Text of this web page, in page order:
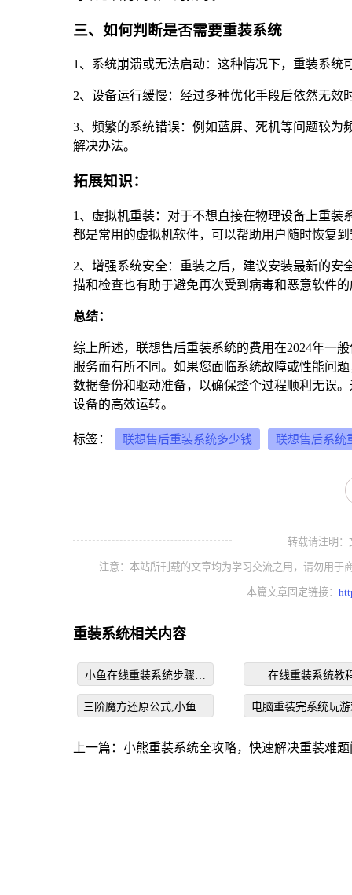
三、如何判断是否需要重装系统
1、系统崩溃或无法启动：这种情况下，重装系统
2、设备运行缓慢：经过多种优化手段后依然无
3、频繁的系统错误：例如蓝屏、死机等问题较
解决办法。
拓展知识：
1、虚拟机重装：对于不想直接在物理设备上重装
都是常用的虚拟机软件，可以帮助用户随时恢复
2、增强系统安全：重装之后，建议安装最新的
描和检查也有助于避免再次受到病毒和恶意软件
总结：
综上所述，联想售后重装系统的费用在2024年一
服务而有所不同。如果您面临系统故障或性能问
数据备份和驱动准备，以确保整个过程顺利无误
设备的高效运转。
标签： 联想售后重装系统多少钱 联想售后系统
转载请注明：
注意：本站所刊载的文章均为学习交流之用，请勿用
本篇文章固定链接：
重装系统相关内容
小鱼在线重装系统步骤教
在线重装系统教
三阶魔方还原公式,小鱼教
电脑重装完系统玩
上一篇： 小熊重装系统全攻略，快速解决重装难